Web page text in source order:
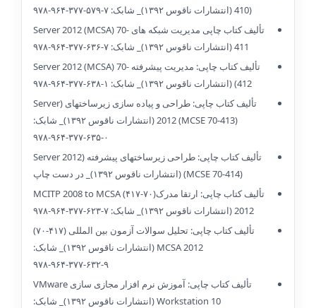
410) (انتشارات ناقوس ۱۳۹۲)_ شابک: ۷-۵۷۹-۳۷۷-۹۶۴-۹۷۸
تألیف کتاب چاپی مدیریت شبکه های Server 2012 (MCSA) 70-
411 (انتشارات ناقوس ۱۳۹۲)_ شابک: ۷-۶۳۶-۳۷۷-۹۶۴-۹۷۸
تألیف کتاب چاپی: مدیریت پیشرفته Server 2012 (MCSA) 70-
412) (انتشارات ناقوس ۱۳۹۲)_ شابک: ۱-۶۳۸-۳۷۷-۹۶۴-۹۷۸
تألیف کتاب چاپی: طراحی و پیاده سازی زیرساختهای (Server
2012 (MCSE 70-413) (انتشارات ناقوس ۱۳۹۲)_ شابک:
۰-۶۳۵-۳۷۷-۹۶۴-۹۷۸
تألیف کتاب چاپی: طراحی زیرساختهای پیشرفته (Server 2012
(MCSE 70-414) (انتشارات ناقوس ۱۳۹۲)_ در دست چاپ
تألیف کتاب چاپی: ارتقا مدرک(۷۰-۴۱۷) MCITP 2008 to MCSA
2012 (انتشارات ناقوس ۱۳۹۲)_ شابک: ۷-۶۲۳-۳۷۷-۹۶۴-۹۷۸
تألیف کتاب چاپی: تحلیل سوالات آزمون بین المللی (۴۱۷-۷۰)
MCSA 2012 (انتشارات ناقوس ۱۳۹۲)_ شابک:
۹-۶۳۲-۳۷۷-۹۶۴-۹۷۸
تألیف کتاب چاپی: آموزش نرم افزار مجازی سازی VMware
Workstation 10 (انتشارات ناقوس ۱۳۹۲)_ شابک: